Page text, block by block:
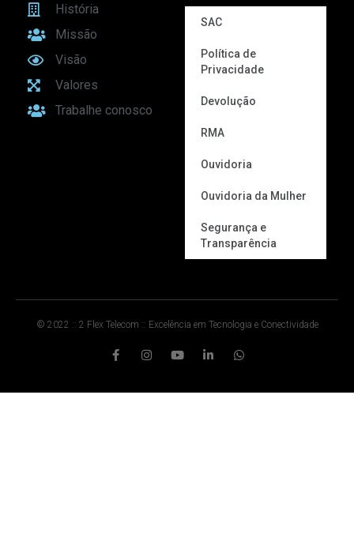
História
Missão
Visão
Valores
Trabalhe conosco
SAC
Política de
Privacidade
Devolução
RMA
Ouvidoria
Ouvidoria da Mulher
Segurança e
Transparência
© 2022 :: 2 Flex Telecom :: Excelência em Tecnologia e Conectividade